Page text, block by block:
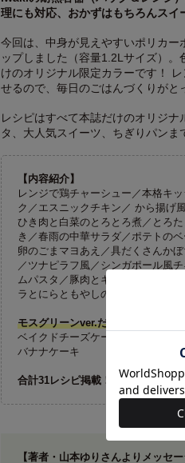
理にも対応、おかずはもちろんスイ
今回は、中身が見えやすいポリカ
ップしました（容量1.2Lサイズ）
けのオリジナル限定カラーです！
せるので、毎日のごはんづくりがと
レシピはすべて本誌だけのオリジ
タ、大人気スイーツ、ちぎりパンま
【内容紹介】
レンジで鶏チャーシュー／本格キ
ク／エスニックチキン／ から揚げ
ひき肉と白菜のとろとろ煮／とろ
き／春雨の中華サラダ／ポテトの
卵のごまマヨあえ／具だくさんか
／ツナピラフ風／シンガポール風
ムパスタ／豚肉とキャベツのにん
ラとにらともやしのあえめん／二
モスグリーンver.だけに掲載される
ベイクドチーズケーキ
バナナケーキ
合計31レシピ掲載！
【著者・山本ゆりさんよりメッセー